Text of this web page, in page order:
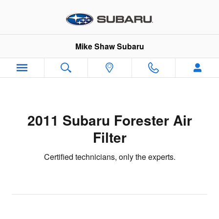
2011 Subaru Forester Air Filter
Mike Shaw Subaru
2011 Subaru Forester Air
Filter
Certified technicians, only the experts.